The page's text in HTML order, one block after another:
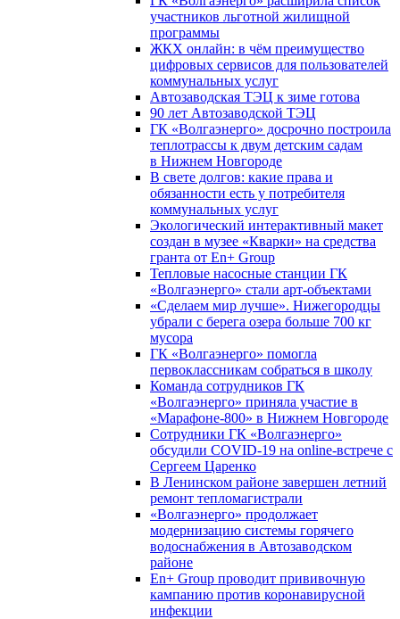
участников льготной жилищной
программы
ЖКХ онлайн: в чём преимущество
цифровых сервисов для пользователей
коммунальных услуг
Автозаводская ТЭЦ к зиме готова
90 лет Автозаводской ТЭЦ
ГК «Волгаэнерго» досрочно построила
теплотрассы к двум детским садам
в Нижнем Новгороде
В свете долгов: какие права и
обязанности есть у потребителя
коммунальных услуг
Экологический интерактивный макет
создан в музее «Кварки» на средства
гранта от En+ Group
Тепловые насосные станции ГК
«Волгаэнерго» стали арт-объектами
«Сделаем мир лучше». Нижегородцы
убрали с берега озера больше 700 кг
мусора
ГК «Волгаэнерго» помогла
первоклассникам собраться в школу
Команда сотрудников ГК
«Волгаэнерго» приняла участие в
«Марафоне-800» в Нижнем Новгороде
Сотрудники ГК «Волгаэнерго»
обсудили COVID-19 на online-встрече с
Сергеем Царенко
В Ленинском районе завершен летний
ремонт тепломагистрали
«Волгаэнерго» продолжает
модернизацию системы горячего
водоснабжения в Автозаводском
районе
En+ Group проводит прививочную
кампанию против коронавирусной
инфекции